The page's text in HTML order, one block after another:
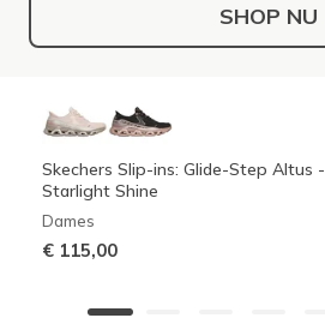
SHOP NU
Skechers Slip-ins: Glide-Step Altus -
Starlight Shine
Dames
€ 115,00